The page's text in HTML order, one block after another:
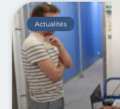
Actualités